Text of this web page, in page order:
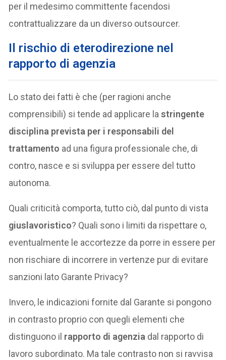
per il medesimo committente facendosi
contrattualizzare da un diverso outsourcer.
Il rischio di eterodirezione nel
rapporto di agenzia
Lo stato dei fatti è che (per ragioni anche
comprensibili) si tende ad applicare lastringente
disciplina prevista per i responsabili del
trattamento ad una figura professionale che, di
contro, nasce e si sviluppa per essere del tutto
autonoma.
Quali criticità comporta, tutto ciò, dal punto di vista
giuslavoristico? Quali sono i limiti da rispettare o,
eventualmente le accortezze da porre in essere per
non rischiare di incorrere in vertenze pur di evitare
sanzioni lato Garante Privacy?
Invero, le indicazioni fornite dal Garante si pongono
in contrasto proprio con quegli elementi che
distinguono il rapporto di agenzia dal rapporto di
lavoro subordinato. Ma tale contrasto non si ravvisa